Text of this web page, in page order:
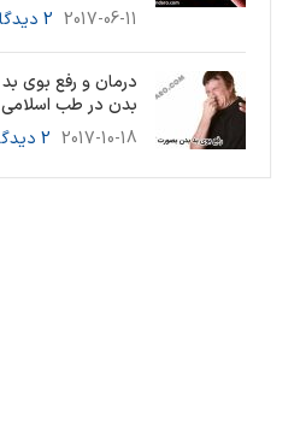
2017-06-11 2 دیدگاه
درمان و رفع بوی بد
بدن در طب اسلامی
2017-10-18 2 دیدگاه